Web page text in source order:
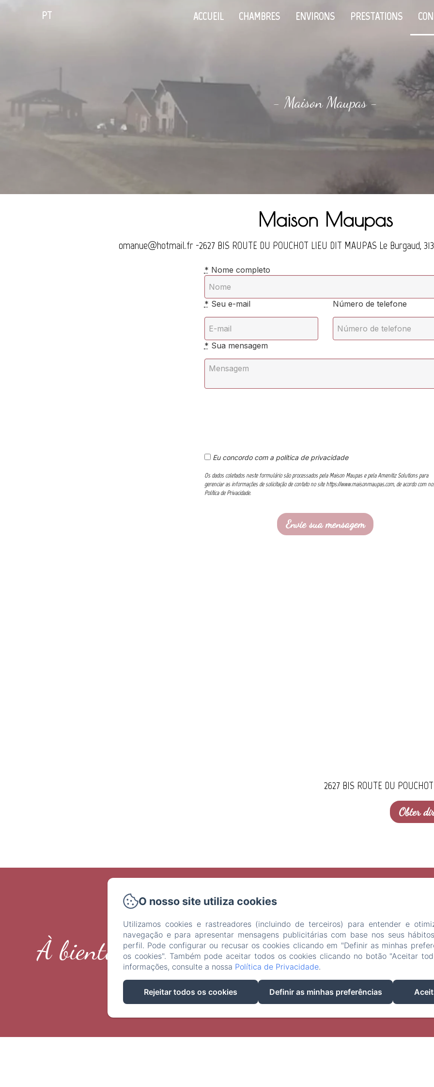
PT ACCUEIL CHAMBRES ENVIRONS PRESTATIONS
- Maison Maupas -
Maison Maupas
omanue@hotmail.fr-2627 BIS ROUTE DU POUCHOT LIEU DIT MAUPAS Le Burgaud,
* Nome completo
* Seu e-mail Número de telefone
* Sua mensagem
Eu concordo com a política de privacidade
Os dados coletados neste formulário são processados pela Maison Maupas e pela Amenitiz Solutions para
gerenciar as informações de solicitação de contato no site https://www.maisonmaupas.com, de acordo com
Política de Privacidade.
2627 BIS ROUTE DU
Obter
À bientôt !
2627 BIS ROUTE DU POUCHOT LIEU DIT MAUPAS, Le Burgaud
telefone: +33663028440
omanue@hotmail.fr
Accueil
Chambres Environs Prestations
EN FR ES IT DE ZH-CN RU
O nosso site utiliza cookies
Utilizamos cookies e rastreadores (incluindo de terceiros) para entender e
navegação e para apresentar mensagens publicitárias com base nos seus
perfil. Pode configurar ou recusar os cookies clicando em "Definir as minhas
os cookies". Também pode aceitar todos os cookies clicando no botão "Aceitar
informações, consulte a nossa Política de Privacidade.
Rejeitar todos os cookies Definir as minhas preferências